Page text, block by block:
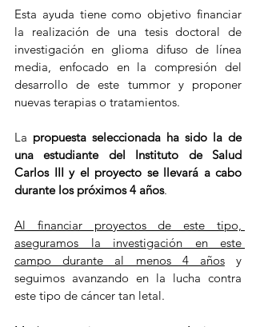
Esta ayuda tiene como objetivo financiar
la realización de una tesis doctoral de
investigación en glioma difuso de línea
media, enfocado en la compresión del
desarrollo de este tummor y proponer
nuevas terapias o tratamientos.
La propuesta seleccionada ha sido la de
una estudiante del Instituto de Salud
Carlos III y el proyecto se llevará a cabo
durante los próximos 4 años.
Al financiar proyectos de este tipo,
aseguramos la investigación en este
campo durante al menos 4 años y
seguimos avanzando en la lucha contra
este tipo de cáncer tan letal.